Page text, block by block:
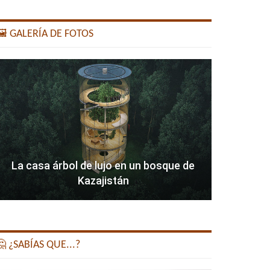
GALERÍA DE FOTOS
La casa árbol de lujo en un bosque de
Kazajistán
¿SABÍAS QUE...?